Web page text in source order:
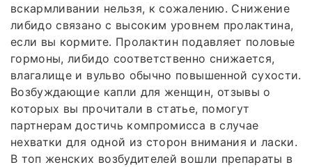
вскармливании нельзя, к сожалению. Снижение
либидо связано с высоким уровнем пролактина,
если вы кормите. Пролактин подавляет половые
гормоны, либидо соответственно снижается,
влагалище и вульво обычно повышенной сухости.
Возбуждающие капли для женщин, отзывы о
которых вы прочитали в статье, помогут
партнерам достичь компромисса в случае
нехватки для одной из сторон внимания и ласки.
В топ женских возбудителей вошли препараты в